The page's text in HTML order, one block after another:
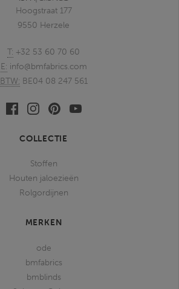
Hoogstraat 177
9550 Herzele
T: +32 53 60 70 60
E: info@bmfabrics.com
BTW: BE04 08 247 561
FacebookLinkedinPinterestYoutube
COLLECTIE
Stoffen
Houten jaloezieën
Rolgordijnen
MERKEN
ode
bmfabrics
bmblinds